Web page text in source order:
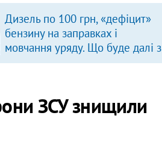
Дизель по 100 грн, «дефіцит»
бензину на заправках і
мовчання уряду. Що буде далі з
цінами на пальне?
ЗСУ знищили